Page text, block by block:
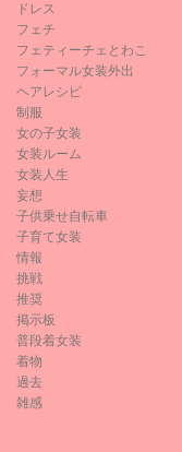
ドレス
フェチ
フェティーチェとわこ
フォーマル女装外出
ヘアレシピ
制服
女の子女装
女装ルーム
女装人生
妄想
子供乗せ自転車
子育て女装
情報
挑戦
推奨
掲示板
普段着女装
着物
過去
雑感